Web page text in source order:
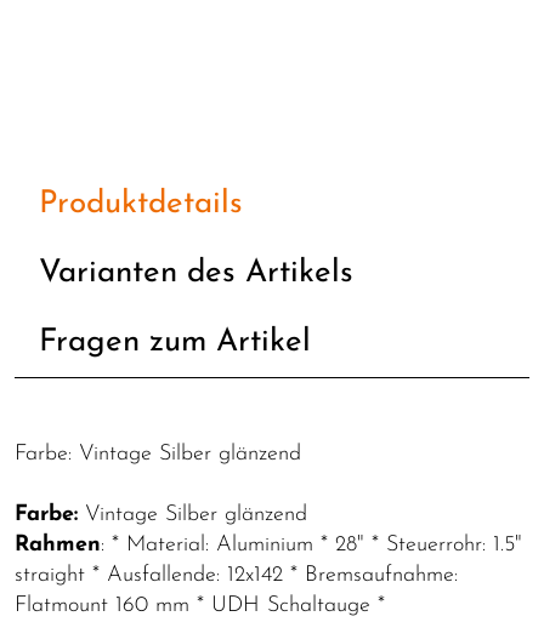
Produktdetails
Varianten des Artikels
Fragen zum Artikel
Farbe: Vintage Silber glänzend
Farbe: Vintage Silber glänzend
Rahmen: * Material: Aluminium * 28" * Steuerrohr: 1.5"
straight * Ausfallende: 12x142 * Bremsaufnahme:
Flatmount 160 mm * UDH Schaltauge *